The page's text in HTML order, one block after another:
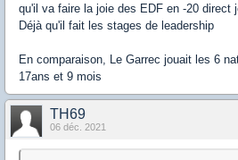
qu'il va faire la joie des EDF en -20 direct
Déjà qu'il fait les stages de leadership
En comparaison, Le Garrec jouait les 6
17ans et 9 mois
TH69
06 déc. 2021